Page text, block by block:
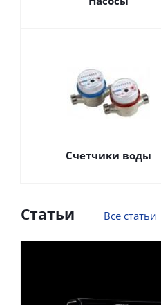
Счетчики воды
Статьи Все статьи